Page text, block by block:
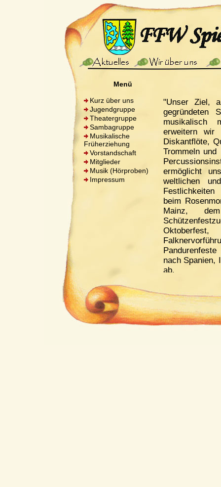
Menü
Kurz über uns
Jugendgruppe
Theatergruppe
Sambagruppe
Musikalische
Früherziehung
Vorstandschaft
Mitglieder
Musik (Hörproben)
Impressum
"Unser Ziel,
gegründeten
musikalisch
erweitern wir
Diskantflöte,
Trommeln
ermöglicht
weltlichen
Festlichkeiten
beim
Mainz,
nach Spanien,
ab.